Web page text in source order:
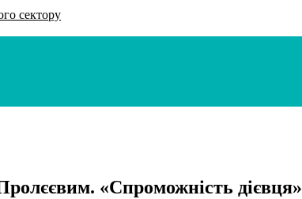
сектору
«Спроможність дієвця»